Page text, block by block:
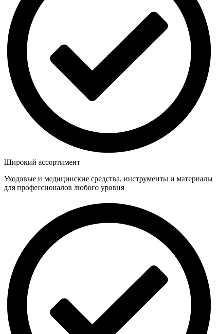
Широкий ассортимент
Уходовые и медицинские средства, инструменты и материалы
для профессионалов любого уровня